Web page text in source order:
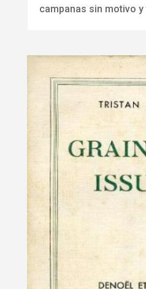
campanas sin motivo y